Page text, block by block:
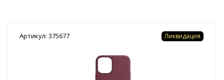
Артикул: 375677 Ликвидация